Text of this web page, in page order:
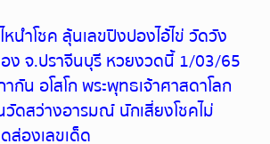
หนำโชค ลุ้นเลขปิงปองไอ้ไข่ วัดวัง
ง จ.ปราจีนบุรี หวยงวดนี้ 1/03/65
ากัน อโสโก พระพุทธเจ้าศาสดาโลก
วัดสว่างอารมณ์ นักเสี่ยงโชคไม่
ส่องเลขเด็ด